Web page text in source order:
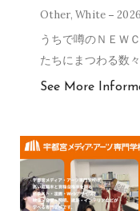
Other,White
うちで噂のＮＥＷ
たちにまつわる数
See More